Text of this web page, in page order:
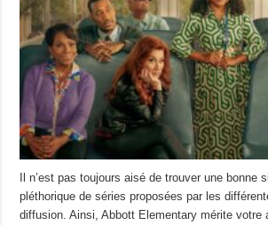
Il n’est pas toujours aisé de trouver une bonne
pléthorique de séries proposées par les
diffusion. Ainsi, Abbott Elementary mérite votre